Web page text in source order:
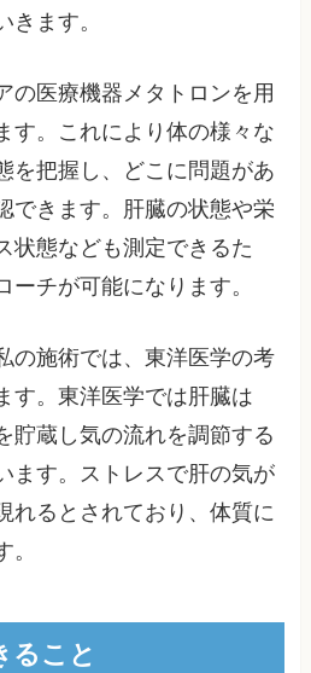
きます。
の医療機器メタトロンを用
す。これにより体の様々な
を把握し、どこに問題があ
できます。肝臓の状態や栄
状態なども測定できるた
ーチが可能になります。
の施術では、東洋医学の考
す。東洋医学では肝臓は
貯蔵し気の流れを調節する
ます。ストレスで肝の気が
れるとされており、体質に
ること